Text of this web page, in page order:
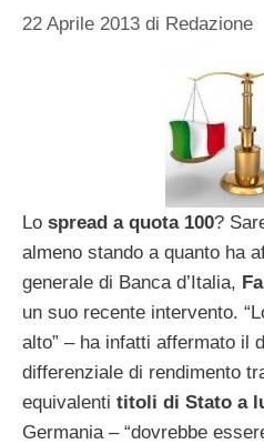
22 Aprile 2013 di Redazione
Lo spread a quota 100?
almeno stando a quanto ha
generale di Banca d’Italia,
un suo recente intervento.
alto” – ha infatti affermato il
differenziale di rendimento
equivalenti titoli di Stato a
Germania – “dovrebbe